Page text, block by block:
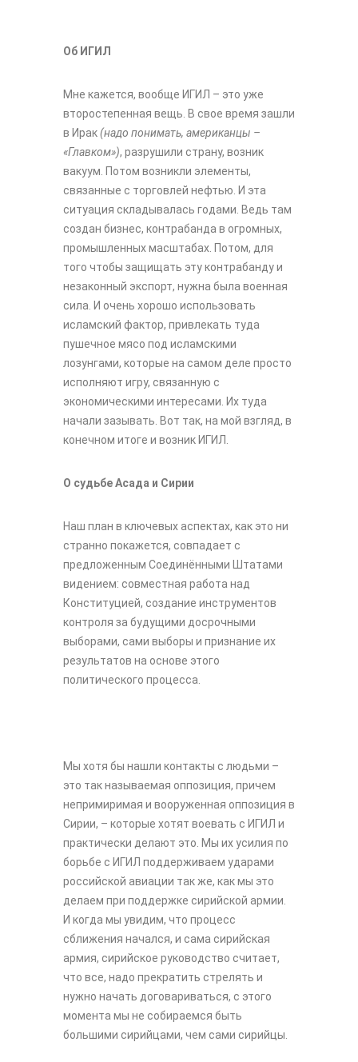
Об ИГИЛ
Мне кажется, вообще ИГИЛ – это уже
второстепенная вещь. В свое время зашли
в Ирак(надо понимать, американцы –
«Главком»), разрушили страну, возник
вакуум. Потом возникли элементы,
связанные с торговлей нефтью. И эта
ситуация складывалась годами. Ведь там
создан бизнес, контрабанда в огромных,
промышленных масштабах. Потом, для
того чтобы защищать эту контрабанду и
незаконный экспорт, нужна была военная
сила. И очень хорошо использовать
исламский фактор, привлекать туда
пушечное мясо под исламскими
лозунгами, которые на самом деле просто
исполняют игру, связанную с
экономическими интересами. Их туда
начали зазывать. Вот так, на мой взгляд, в
конечном итоге и возник ИГИЛ.
О судьбе Асада и Сирии
Наш план в ключевых аспектах, как это ни
странно покажется, совпадает с
предложенным Соединёнными Штатами
видением: совместная работа над
Конституцией, создание инструментов
контроля за будущими досрочными
выборами, сами выборы и признание их
результатов на основе этого
политического процесса.
Мы хотя бы нашли контакты с людьми –
это так называемая оппозиция, причем
непримиримая и вооруженная оппозиция в
Сирии, – которые хотят воевать с ИГИЛ и
практически делают это. Мы их усилия по
борьбе с ИГИЛ поддерживаем ударами
российской авиации так же, как мы это
делаем при поддержке сирийской армии.
И когда мы увидим, что процесс
сближения начался, и сама сирийская
армия, сирийское руководство считает,
что все, надо прекратить стрелять и
нужно начать договариваться, с этого
момента мы не собираемся быть
большими сирийцами, чем сами сирийцы.